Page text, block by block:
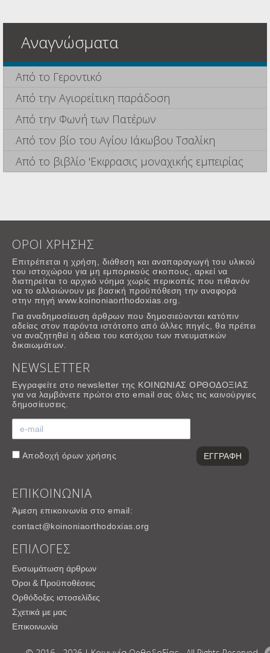
Αναγνώσματα
Από το Γεροντικό
Από την Αγιορείτικη παράδοση
Από την Φωνή των Πατέρων
Από τον βίο του Αγίου Ιάκωβου Τσαλίκη
Από το βιβλίο 'Εκφρασις μοναχικής εμπειρίας
ΟΡΟΙ ΧΡΗΣΗΣ
Επιτρέπεται η χρήση, διάθεση και αναπαραγωγή του υλικού
του ιστοχώρου για μη εμπορικούς σκοπους, αρκεί να
διατηρείται το αρχικό νόημα χωρίς περικοπές που πιθανόν
να το αλλοιώνουν με βασική προϋπόθεση την αναφορά
στην πηγή www.koinoniaorthodoxias.org.
Για αναδημοσίευση άρθρων που δημοσιεύονται κατόπιν
αδείας στον παρόντα ιστότοπο από άλλες πηγές, θα πρέπει
να αναζητηθεί η άδεια του κατόχου των πνευματικών
δικαιωμάτων.
NEWSLETTER
Εγγραφείτε στο newsletter της ΚΟΙΝΩΝΙΑΣ ΟΡΘΟΔΟΞΙΑΣ
για να λαμβάνετε πρώτοι στο email σας όλες τις καινούργιες
δημοσίευσεις.
Αποδοχή όρων χρήσης
ΕΠΙΚΟΙΝΩΝΙΑ
Άμεση επικοινωνία στο email:
contact@koinoniaorthodoxias.org
ΕΠΙΛΟΓΕΣ
Ενσωμάτωση άρθρων
Όροι & Προϋποθέσεις
Ορθόδοξες ιστοσελίδες
Σχετικά με μας
Επικοινωνία